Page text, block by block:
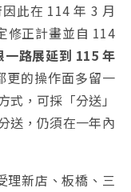
此在 114 年 3 月
修正計畫並自 114
一路展延到 115 年
更的操作面多留一
，可採「分送」
送，仍須在一年內
理新店、板橋、三